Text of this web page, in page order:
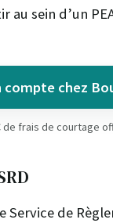
au sein d’un
compte chez
de frais de courtage
Service de